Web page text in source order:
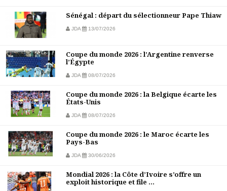
Sénégal : départ du sélectionneur Pape Thiaw
JDA 13/07/2026
Coupe du monde 2026 : l’Argentine renverse
l’Égypte
JDA 08/07/2026
Coupe du monde 2026 : la Belgique écarte les
États-Unis
JDA 08/07/2026
Coupe du monde 2026 : le Maroc écarte les
Pays-Bas
JDA 30/06/2026
Mondial 2026 : la Côte d’Ivoire s’offre un
exploit historique et file ...